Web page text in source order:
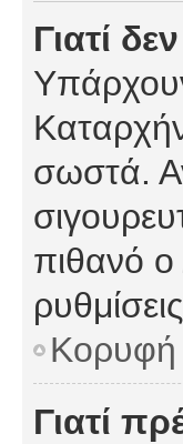
Γιατί
σωστά.
πιθανό ο
Κορυφή
Γιατί